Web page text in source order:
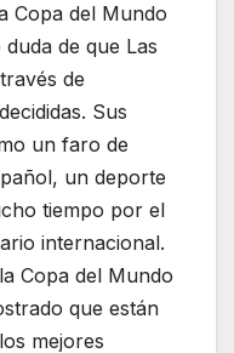
Copa del Mundo
de que Las
de
Sus
un faro de
un deporte
tiempo por el
internacional.
Copa del Mundo
que están
mejores